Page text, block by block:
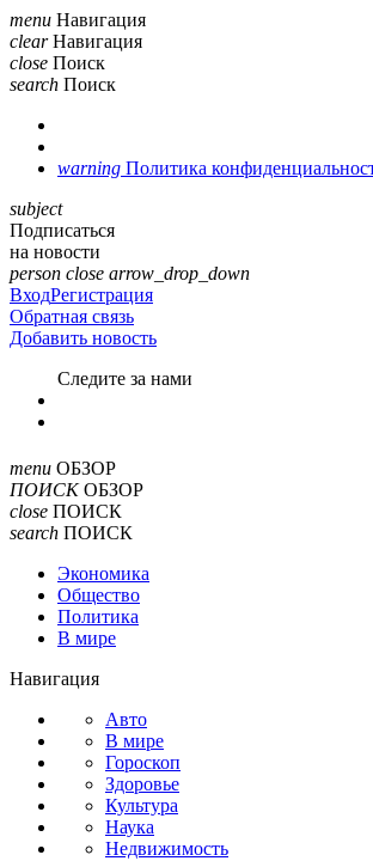
menu Навигация
clear Навигация
close Поиск
search Поиск
warning Политика
subject
Подписаться
на новости
person close arrow_drop_down
ВходРегистрация
Обратная связь
Добавить новость
Cледите за нами
menu ОБЗОР
ПОИСК ОБЗОР
close ПОИСК
search ПОИСК
Экономика
Общество
Политика
В мире
Навигация
Авто
В мире
Гороскоп
Здоровье
Культура
Наука
Недвижимость